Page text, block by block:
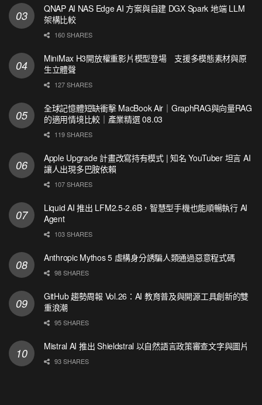
QNAP AI NAS Edge AI 方案與自建 DGX Spark 地端 LLM
架構比較
160 SHARES
MiniMax H3開放權重影片模型登場 支援多模態素材與原
生立體聲
127 SHARES
全球記憶體短缺衝擊 MacBook Air｜GraphRAG與向量RAG
的適用情境比較｜產業精選 08.03
119 SHARES
Apple Upgrade 計畫改寫持有模式 | 知名 YouTuber 坦言 AI
讓人出現多巴胺依賴
107 SHARES
Liquid AI 推出 LFM2.5-2.6B，智慧型手機也能順暢執行 AI
Agent
103 SHARES
Anthropic Mythos 5 虛構身分誘騙人類通過惡意程式碼
98 SHARES
GitHub 趨勢周報 Vol.26：AI 教育普及與開源工具創新的雙
重浪潮
95 SHARES
Mistral AI 推出 Shieldstral 以自然語言政策審查文字與圖片
93 SHARES